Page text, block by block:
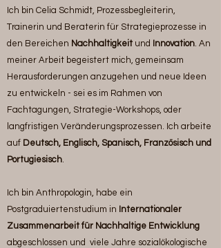
Ich bin Celia Schmidt, Prozessbegleiterin,
Trainerin und Beraterin für Strategieprozesse in
den Bereichen Nachhaltigkeit und Innovation. An
meiner Arbeit begeistert mich, gemeinsam
Herausforderungen anzugehen und neue Ideen
zu entwickeln - sei es im Rahmen von
Fachtagungen, Strategie-Workshops, oder
langfristigen Veränderungsprozessen. Ich arbeite
auf Deutsch, Englisch, Spanisch, Französisch und
Portugiesisch.
Ich bin Anthropologin, habe ein
Postgraduiertenstudium in Internationaler
Zusammenarbeit für Nachhaltige Entwicklung
abgeschlossen und viele Jahre sozialökologische